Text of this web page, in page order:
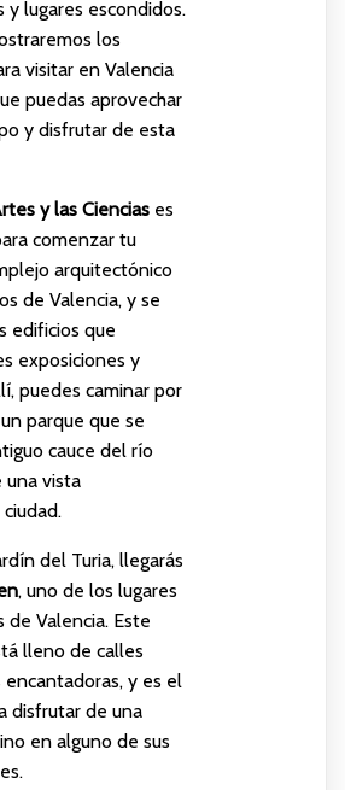
lugares escondidos.
los
visitar en Valencia
puedas aprovechar
y disfrutar de esta
y las Cienciases
comenzar tu
arquitectónico
de Valencia, y se
edificios que
exposiciones y
puedes caminar por
parque que se
cauce del río
una vista
del Turia, llegarás
, uno de los lugares
de Valencia. Este
lleno de calles
y es el
disfrutar de una
en alguno de sus